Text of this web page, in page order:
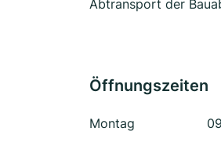
Abtransport der
Öffnungszeiten
Montag